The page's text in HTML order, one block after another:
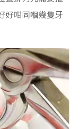
好咁同嗰幾隻牙